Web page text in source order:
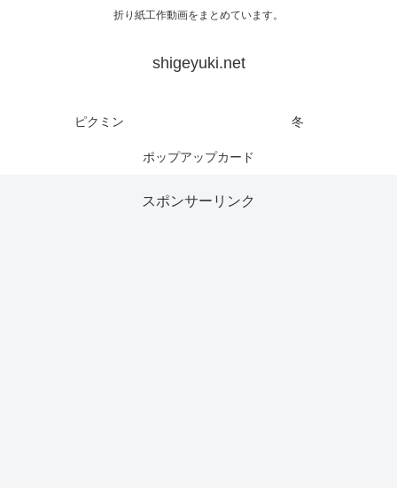
折り紙工作動画をまとめています。
shigeyuki.net
ピクミン 冬
ポップアップカード
スポンサーリンク